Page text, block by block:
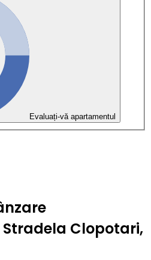
Evaluați-vă apartamentul
Clopotari,